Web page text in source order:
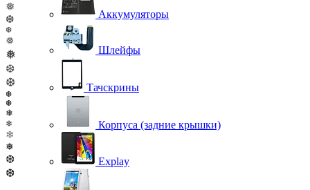
❅
❆
❆
❅
❅
❆
❆
❆
❆
❅
❄
❄
❅
❆
❆
Аккумуляторы
Шлейфы
Тачскрины
Корпуса (задние крышки)
Explay